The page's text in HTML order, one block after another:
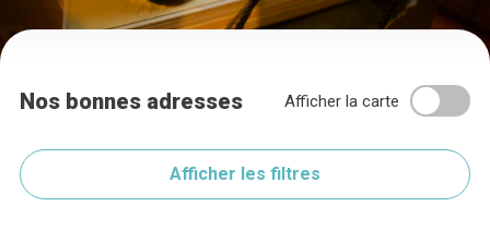
Nos bonnes adresses Afficher la carte
Afficher les filtres